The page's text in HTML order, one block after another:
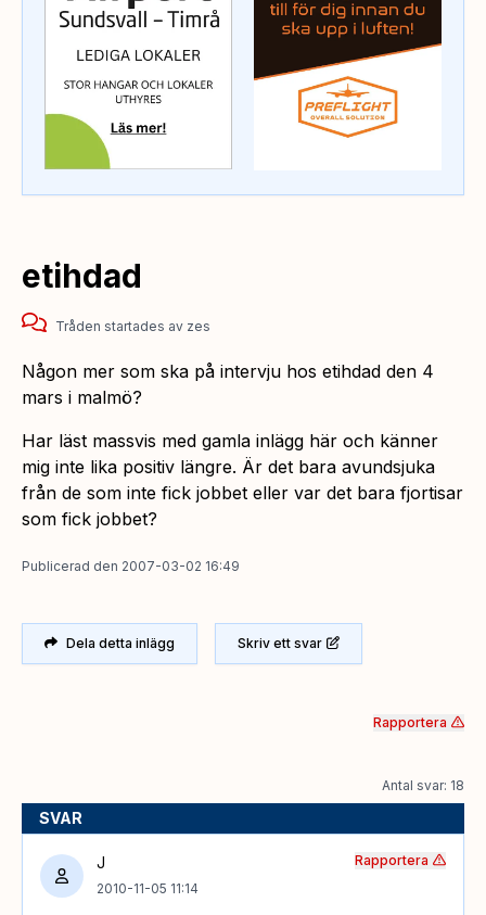
etihdad
Tråden startades av zes
Någon mer som ska på intervju hos etihdad den 4
mars i malmö?
Har läst massvis med gamla inlägg här och känner
mig inte lika positiv längre. Är det bara avundsjuka
från de som inte fick jobbet eller var det bara fjortisar
som fick jobbet?
Publicerad den 2007-03-02 16:49
Dela detta inlägg Skriv ett svar
Rapportera
Antal svar: 18
SVAR
J
2010-11-05 11:14
Rapportera